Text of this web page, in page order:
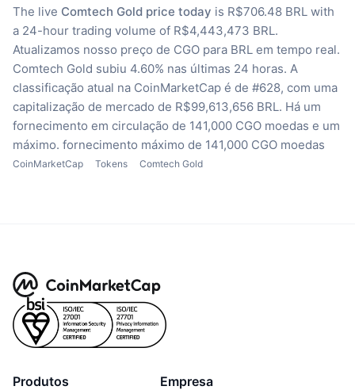
The live Comtech Gold price today is R$706.48 BRL with
a 24-hour trading volume of R$4,443,473 BRL.
Atualizamos nosso preço de CGO para BRL em tempo real.
Comtech Gold subiu 4.60% nas últimas 24 horas. A
classificação atual na CoinMarketCap é de #628, com uma
capitalização de mercado de R$99,613,656 BRL. Há um
fornecimento em circulação de 141,000 CGO moedas e um
máximo. fornecimento máximo de 141,000 CGO moedas
CoinMarketCap Tokens Comtech Gold
Produtos Empresa